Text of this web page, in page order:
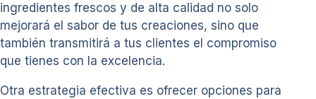
ingredientes frescos y de alta calidad no solo
mejorará el sabor de tus creaciones, sino que
también transmitirá a tus clientes el compromiso
que tienes con la excelencia.
Otra estrategia efectiva es ofrecer opciones para